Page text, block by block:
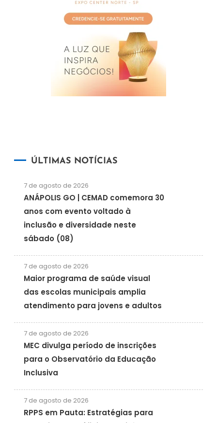
ÚLTIMAS NOTÍCIAS
7 de agosto de 2026
ANÁPOLIS GO | CEMAD comemora 30
anos com evento voltado à
inclusão e diversidade neste
sábado (08)
7 de agosto de 2026
Maior programa de saúde visual
das escolas municipais amplia
atendimento para jovens e adultos
7 de agosto de 2026
MEC divulga período de inscrições
para o Observatório da Educação
Inclusiva
7 de agosto de 2026
RPPS em Pauta: Estratégias para